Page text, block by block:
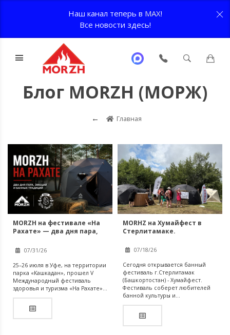
Наш канал теперь в MAX!
Все новости здесь!
Блог MORZH (МОРЖ)
Главная
MORZH на фестивале «На
Рахате» — два дня пара,
традиций
07/31/26
25–26 июля в Уфе, на территории
парка «Кашкадан», прошел V
Международный фестиваль
здоровья и туризма «На Рахате»...
MORHZ на Хумайфест в
Стерлитамаке.
07/18/26
Сегодня открывается банный
фестиваль г.Стерлитамак
(Башкортостан) - Хумайфест.
Фестиваль соберет любителей
банной культуры и...